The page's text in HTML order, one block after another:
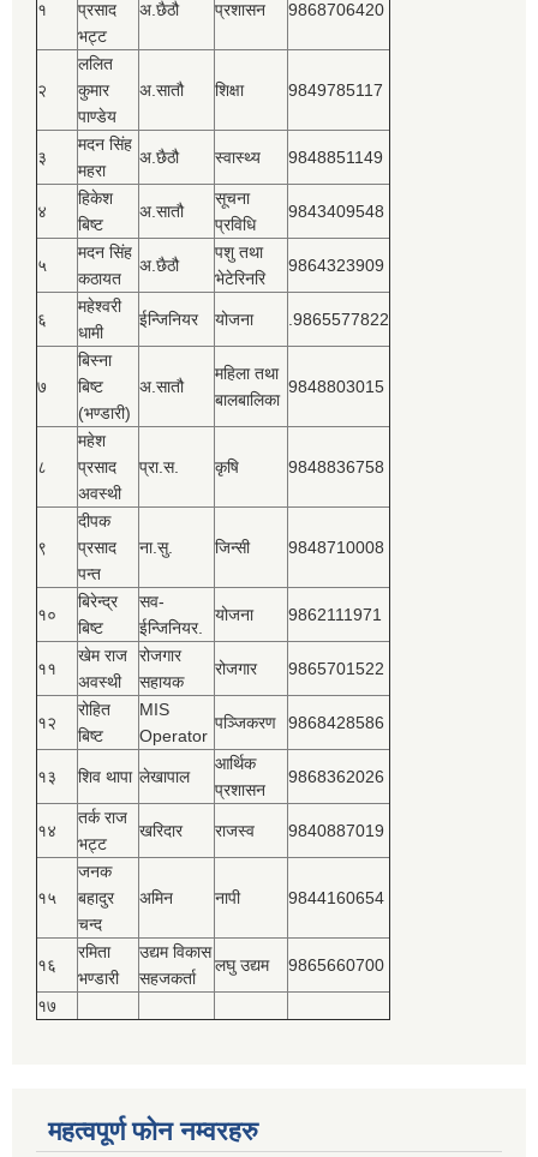
१
प्रसाद
भट्ट
अ.छैठौ प्रशासन 9868706420
२
ललित
कुमार
पाण्डेय
अ.सातौ शिक्षा 9849785117
३
मदन सिंह
महरा
अ.छैठौ स्वास्थ्य 9848851149
४
हिकेश
बिष्‍ट
अ.सातौ
सूचना
प्रविधि
9843409548
५
मदन सिंह
कठायत
अ.छैठौ
पशु तथा
भेटेरिनरि
9864323909
६
महेश्‍वरी
धामी
ईन्जिनियर योजना .9865577822
७
बिस्‍ना
बिष्‍ट
(भण्डारी)
अ.सातौ
महिला तथा
बालबालिका
9848803015
८
महेश
प्रसाद
अवस्थी
प्रा.स. कृषि 9848836758
९
दीपक
प्रसाद
पन्त
ना.सु. जिन्सी 9848710008
१०
बिरेन्द्र
बिष्‍ट
सव-
ईन्जिनियर.
योजना 9862111971
११
खेम राज
अवस्थी
रोजगार
सहायक
रोजगार 9865701522
१२
रोहित
बिष्‍ट
MIS
Operator
पञ्‍जिकरण 9868428586
१३ शिव थापा लेखापाल
आर्थिक
प्रशासन
9868362026
१४
तर्क राज
भट्ट
खरिदार राजस्‍व 9840887019
१५
जनक
बहादुर
चन्द
अमिन नापी 9844160654
१६
रमिता
भण्डारी
उद्यम विकास
सहजकर्ता
लघु उद्यम 9865660700
१७
महत्वपूर्ण फोन नम्वरहरु